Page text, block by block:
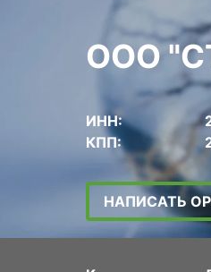
ООО
ИНН:
КПП:
НАПИСАТЬ